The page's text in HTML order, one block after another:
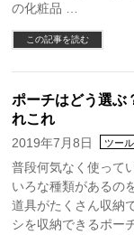
の化粧品 …
この記事を読む
ポーチはどう選ぶ
れこれ
2019年7月8日 ツール
普段何気なく使って
いろな種類があるの
道具がたくさん収納
シを収納できるポー